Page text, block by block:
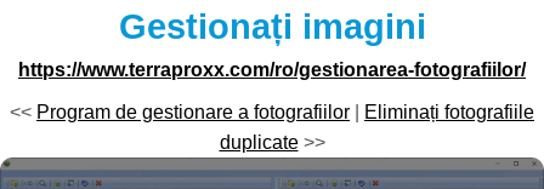
Gestionați imagini
https://www.terraproxx.com/ro/gestionarea-fotografiilor/
<< Program de gestionare a fotografiilor
Eliminați fotografiile
duplicate>>